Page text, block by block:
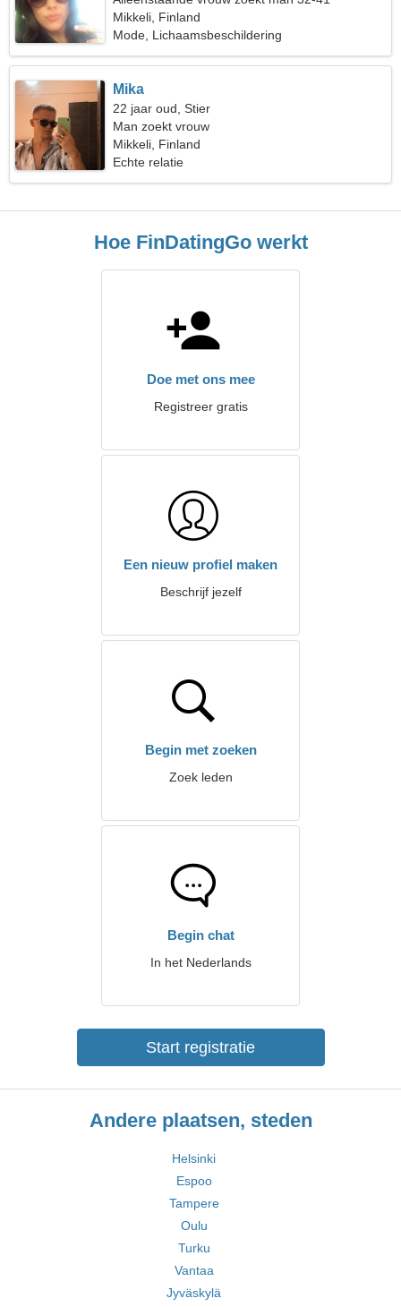
Mikkeli, Finland
Mode, Lichaamsbeschildering
Mika
22 jaar oud, Stier
Man zoekt vrouw
Mikkeli, Finland
Echte relatie
Hoe FinDatingGo werkt
Doe met ons mee
Registreer gratis
Een nieuw profiel maken
Beschrijf jezelf
Begin met zoeken
Zoek leden
Begin chat
In het Nederlands
Start registratie
Andere plaatsen, steden
Helsinki
Espoo
Tampere
Oulu
Turku
Vantaa
Jyväskylä